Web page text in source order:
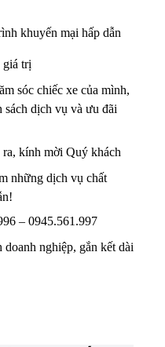
khuyến mại hấp dẫn
giá trị
sóc chiếc xe của mình,
sách dịch vụ và ưu đãi
kính mời Quý khách
những dịch vụ chất
– 0945.561.997
nghiệp, gắn kết dài